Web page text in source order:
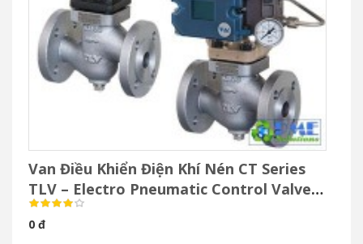
Van Điều Khiển Điện Khí Nén CT Series
TLV – Electro Pneumatic Control Valve
Cho Hơi Nước
0 đ